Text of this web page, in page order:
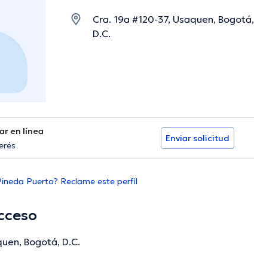
Cra. 19a #120-37, Usaquen, Bogotá,
D.C.
en línea
Enviar solicitud
Puerto? Reclame este perfil
Bogotá, D.C.